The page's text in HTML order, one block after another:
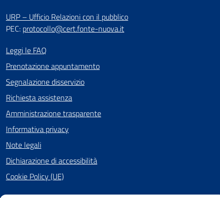
URP – Ufficio Relazioni con il pubblico
PEC: protocollo@cert.fonte-nuova.it
Leggi le FAQ
Prenotazione appuntamento
Segnalazione disservizio
Richiesta assistenza
Amministrazione trasparente
Informativa privacy
Note legali
Dichiarazione di accessibilità
Cookie Policy (UE)